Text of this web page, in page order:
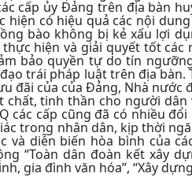
cấp ủy Đảng trên địa bàn
hiện có hiệu quả các nội
bào không bị kẻ xấu lợi
hiện và giải quyết tốt
bảo quyền tự do tín
trái pháp luật trên địa
đãi của của Đảng, Nhà nước
chất, tinh thần cho người
các cấp cũng đã có nhiều
trong nhân dân, kịp thời
và diễn biến hòa bình của
“Toàn dân đoàn kết xây
gia đình văn hóa”, “Xây